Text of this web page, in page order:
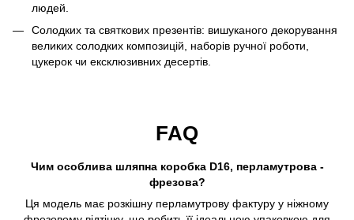
людей.
Солодких та святкових презентів: вишуканого декорування
великих солодких композицій, наборів ручної роботи,
цукерок чи ексклюзивних десертів.
FAQ
Чим особлива шляпна коробка D16, перламутрова -
фрезова?
Ця модель має розкішну перламутрову фактуру у ніжному